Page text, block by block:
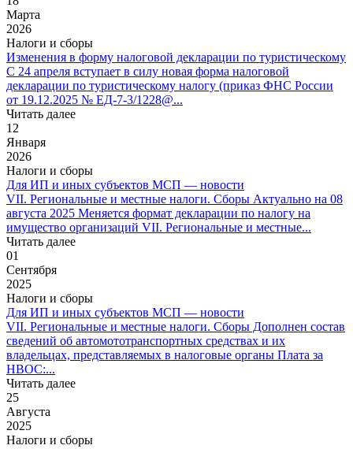
Марта
2026
Налоги и сборы
Изменения в форму налоговой декларации по туристическому
С 24 апреля вступает в силу новая форма налоговой
декларации по туристическому налогу (приказ ФНС России
от 19.12.2025 № ЕД-7-3/1228@...
Читать далее
12
Января
2026
Налоги и сборы
Для ИП и иных субъектов МСП — новости
VII. Региональные и местные налоги. Сборы Актуально на 08
августа 2025 Меняется формат декларации по налогу на
имущество организаций VII. Региональные и местные...
Читать далее
01
Сентября
2025
Налоги и сборы
Для ИП и иных субъектов МСП — новости
VII. Региональные и местные налоги. Сборы Дополнен состав
сведений об автомототранспортных средствах и их
владельцах, представляемых в налоговые органы Плата за
НВОС:...
Читать далее
25
Августа
2025
Налоги и сборы